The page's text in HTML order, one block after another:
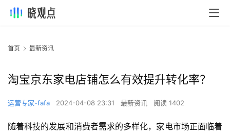
首页 最新资讯
淘宝京东家电店铺怎么有效提升转化率？
运营专家-fafa 2024-04-08 23:31 最新资讯 阅读 1402
随着科技的发展和消费者需求的多样化，家电市场正面临着